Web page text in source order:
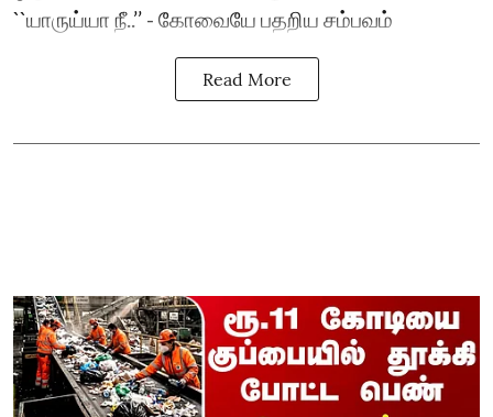
``யாருய்யா நீ..’’ - கோவையே பதறிய சம்பவம்
Read More